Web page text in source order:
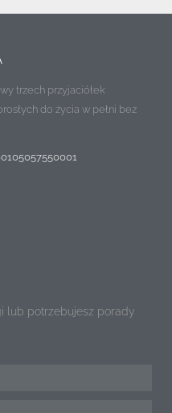
trzech przyjaciółek
do życia w pełni bez
lub potrzebujesz porady